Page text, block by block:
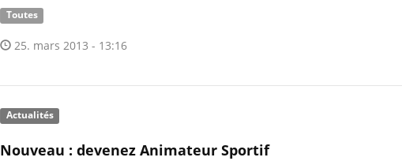
Toutes
25. mars 2013 - 13:16
Actualités
Nouveau : devenez Animateur Sportif